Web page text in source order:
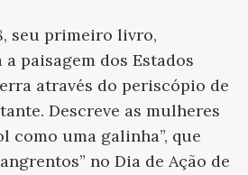
seu primeiro livro,
a paisagem dos Estados
através do periscópio de
Descreve as mulheres
como uma galinha”, que
no Dia de Ação de